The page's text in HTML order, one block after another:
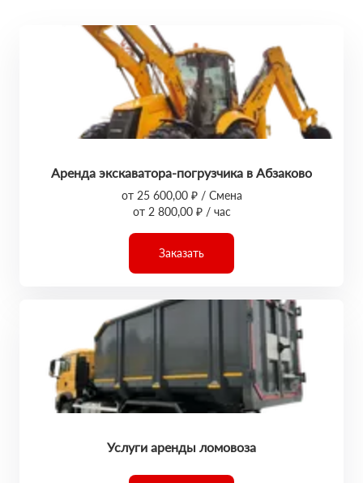
Аренда экскаватора-погрузчика в Абзаково
от 25 600,00 ₽ / Смена
от 2 800,00 ₽ / час
Заказать
Услуги аренды ломовоза